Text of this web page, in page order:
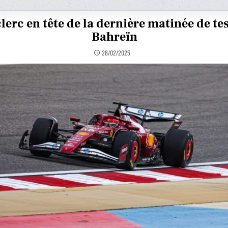
en tête de la dernière matinée de
Bahreïn
28/02/2025